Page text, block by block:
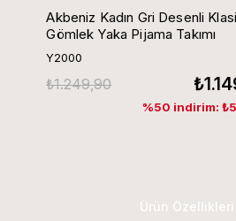
Akbeniz Kadın Gri Desenli
Gömlek Yaka Pijama Takımı
Y2000
₺1.249,90
%50 indirim:
Ürün Özellikleri